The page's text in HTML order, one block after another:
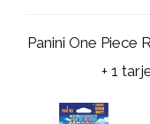
Panini One Piece
+ 1